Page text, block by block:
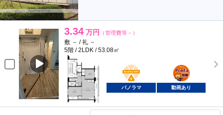
3.34 万円 （管理費等－）
敷 － / 礼 －
5階 / 2LDK / 53.08㎡
BunChinPAY
ポンタ
部屋
パノラマ 動画あり